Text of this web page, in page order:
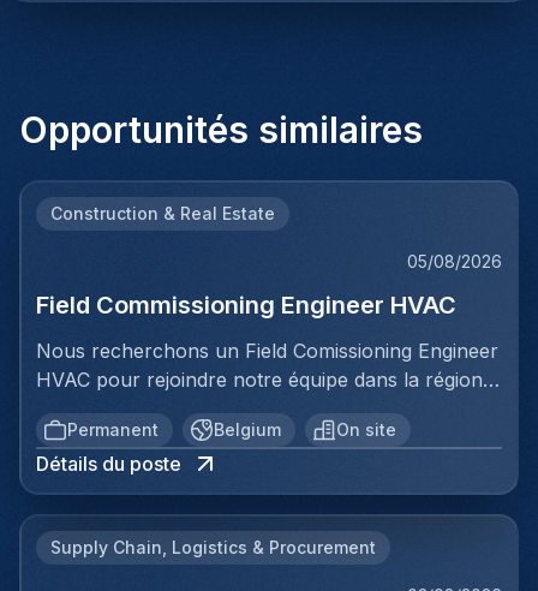
Opportunités similaires
Construction & Real Estate
05/08/2026
Field Commissioning Engineer HVAC
Nous recherchons un Field Comissioning Engineer
HVAC pour rejoindre notre équipe dans la région
de Bruxelles. Dans ce rôle, vous fournirez une
assistance technique sur site lors de la mise en
service et du démarrage des installations HVAC
pour nos clients. Vous serez responsable de
climatisation sont correctement installés,
Permanent Belgium On site
Détails du poste
Supply Chain, Logistics & Procurement